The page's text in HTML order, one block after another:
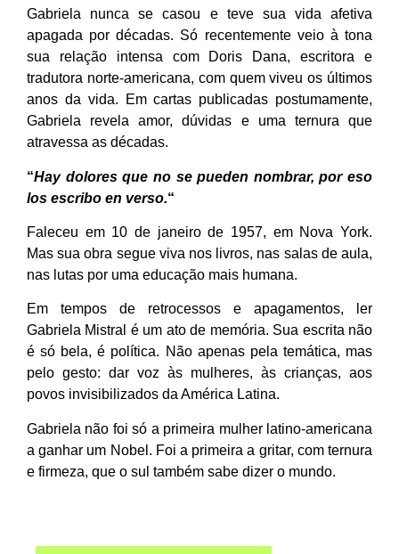
Gabriela nunca se casou e teve sua vida afetiva
apagada por décadas. Só recentemente veio à tona
sua relação intensa com Doris Dana, escritora e
tradutora norte-americana, com quem viveu os últimos
anos da vida. Em cartas publicadas postumamente,
Gabriela revela amor, dúvidas e uma ternura que
atravessa as décadas.
“Hay dolores que no se pueden nombrar, por eso
los escribo en verso.“
Faleceu em 10 de janeiro de 1957, em Nova York.
Mas sua obra segue viva nos livros, nas salas de aula,
nas lutas por uma educação mais humana.
Em tempos de retrocessos e apagamentos, ler
Gabriela Mistral é um ato de memória. Sua escrita não
é só bela, é política. Não apenas pela temática, mas
pelo gesto: dar voz às mulheres, às crianças, aos
povos invisibilizados da América Latina.
Gabriela não foi só a primeira mulher latino-americana
a ganhar um Nobel. Foi a primeira a gritar, com ternura
e firmeza, que o sul também sabe dizer o mundo.